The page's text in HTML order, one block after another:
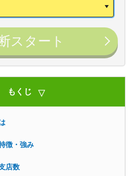
スタート
もくじ
徴・強み
店数